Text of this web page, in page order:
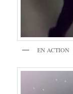
EN ACTION